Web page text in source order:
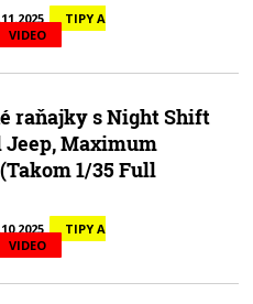
TIPY A
VIDEO
raňajky s Night Shift
Jeep, Maximum
1/35 Full
TIPY A
VIDEO